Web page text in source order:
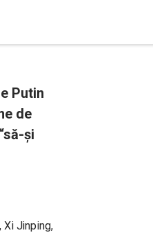
Putin
de
și
Xi Jinping,